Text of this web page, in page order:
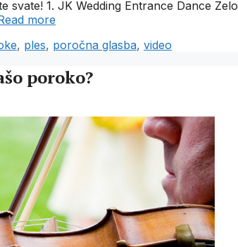
svate! 1. JK Wedding Entrance Dance Zelo
more
, ples, poročna glasba, video
poroko?